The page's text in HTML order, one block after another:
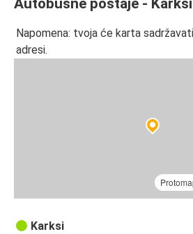
Napomena: tvoja će karta
adresi.
Karksi